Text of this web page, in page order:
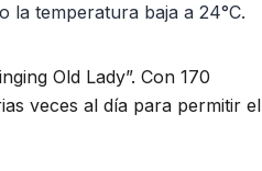
la temperatura baja a 24°C.
Old Lady”. Con 170
veces al día para permitir el